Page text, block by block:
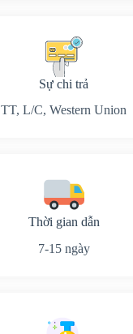
Sự chi trả
TT, L/C, Western Union
Thời gian dẫn
7-15 ngày